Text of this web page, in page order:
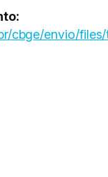
cbge/envio/